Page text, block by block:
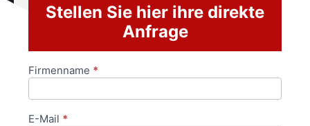
Stellen Sie hier ihre direkte
Anfrage
Anfrageformular
Firmenname *
E-Mail *